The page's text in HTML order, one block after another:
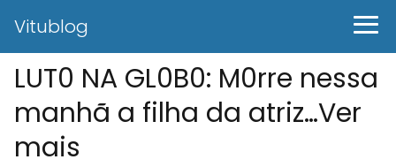
Vitublog
LUT0 NA GL0B0: M0rre nessa
manhã a filha da atriz…Ver
mais